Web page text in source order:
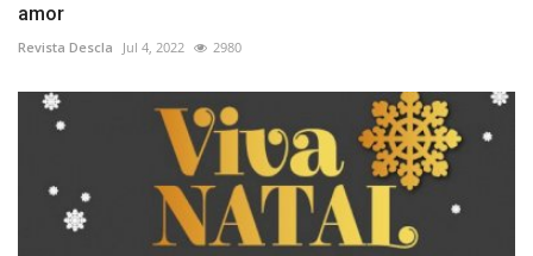
amor
Revista Descla Jul 4, 2022 2980